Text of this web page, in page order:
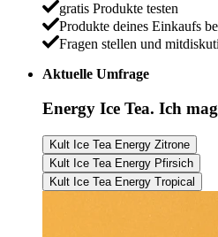
gratis Produkte testen
Produkte deines Einkaufs
Fragen stellen und
Aktuelle Umfrage
Energy Ice Tea. Ich
Kult Ice Tea Energy Zitrone
Kult Ice Tea Energy Pfirsich
Kult Ice Tea Energy Tropical